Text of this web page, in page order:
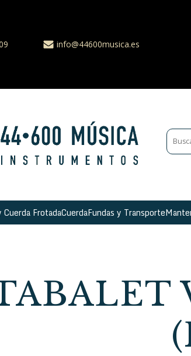
info@44600musica.es
FrotadaCuerdaFundas y Transporte